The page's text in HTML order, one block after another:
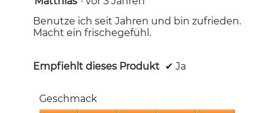
5
Sternen.
Benutze ich seit Jahren und bin zufrieden.
Macht ein frischegefühl.
Empfiehlt dieses Produkt ✔ Ja
Geschmack